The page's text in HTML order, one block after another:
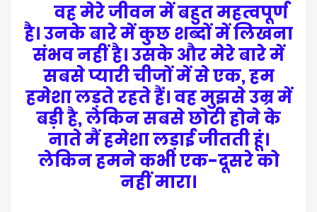
वह मेरे जीवन में बहुत महत्वपूर्ण
है। उनके बारे में कुछ शब्दों में लिखना
संभव नहीं है। उसके और मेरे बारे में
सबसे प्यारी चीजों में से एक, हम
हमेशा लड़ते रहते हैं। वह मुझसे उम्र में
बड़ी है, लेकिन सबसे छोटी होने के
नाते मैं हमेशा लड़ाई जीतती हूं।
लेकिन हमने कभी एक-दूसरे को
नहीं मारा।